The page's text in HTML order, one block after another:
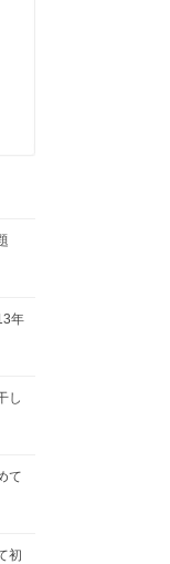
年
し
て
初